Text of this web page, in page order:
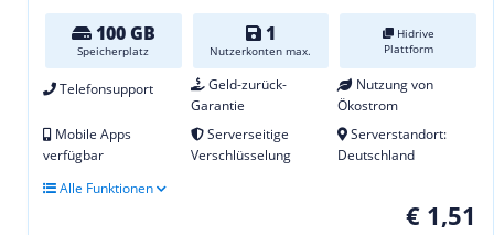
100 GB
Speicherplatz
1
Nutzerkonten max.
Hidrive
Plattform
Telefonsupport
Geld-zurück-
Garantie
Nutzung von
Ökostrom
Mobile Apps
verfügbar
Serverseitige
Verschlüsselung
Serverstandort:
Deutschland
Alle Funktionen
€ 1,51